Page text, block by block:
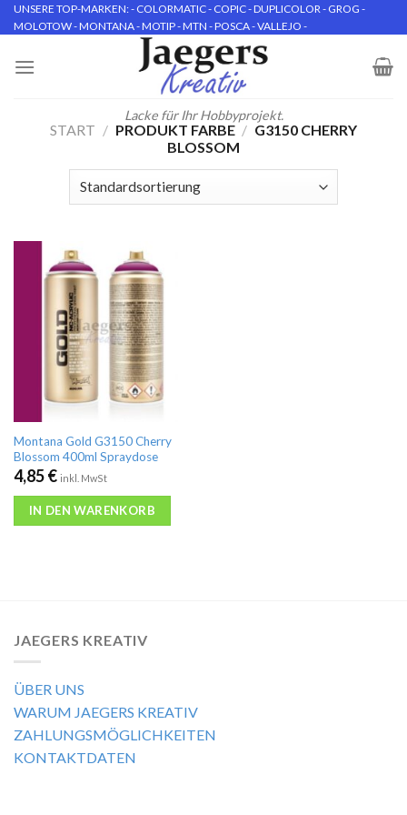
Skip
to
UNSERE TOP-MARKEN: - COLORMATIC - COPIC - DUPLICOLOR - GROG -
MOLOTOW - MONTANA - MOTIP - MTN - POSCA - VALLEJO -
Lacke für Ihr Hobbyprojekt.
START / PRODUKT FARBE / G3150 CHERRY
BLOSSOM
Montana Gold G3150 Cherry
Blossom 400ml Spraydose
4,85€ inkl. MwSt
IN DEN WARENKORB
JAEGERS KREATIV
ÜBER UNS
WARUM JAEGERS KREATIV
ZAHLUNGSMÖGLICHKEITEN
KONTAKTDATEN